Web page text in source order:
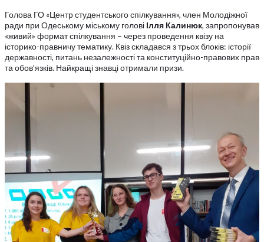
Голова ГО «Центр студентського спілкування», член Молодіжної
ради при Одеському міському голові Ілля Калинюк, запропонував
«живий» формат спілкування – через проведення квізу на
історико-правничу тематику. Квіз складався з трьох блоків: історії
державності, питань незалежності та конституційно-правових прав
та обов’язків. Найкращі знавці отримали призи.